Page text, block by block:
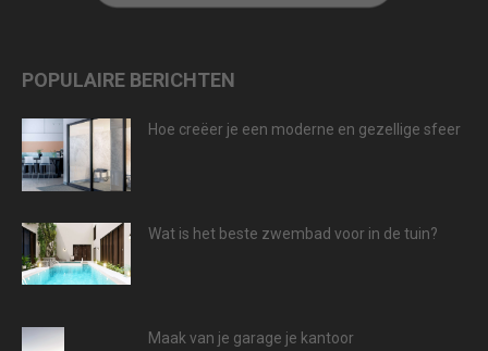
POPULAIRE BERICHTEN
Hoe creëer je een moderne en gezellige sfeer
Wat is het beste zwembad voor in de tuin?
Maak van je garage je kantoor